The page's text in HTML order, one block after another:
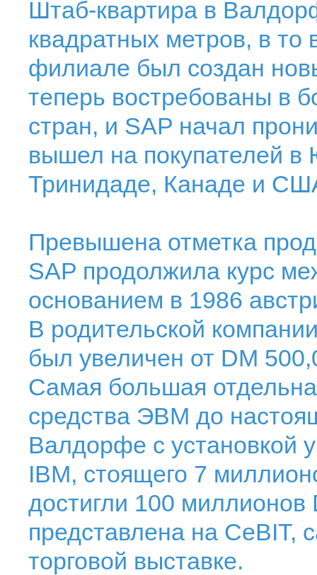
Штаб-квартира в
квадратных метров, в
филиале был создан
теперь востребованы в
стран, и SAP начал
вышел на покупателей
Тринидаде, Канаде и
Превышена отметка
SAP продолжила курс
основанием в 1986
В родительской
был увеличен от DM
Самая большая
средства ЭВМ до
Валдорфе с установкой
IBM, стоящего 7
достигли 100
представлена на
торговой выставке.